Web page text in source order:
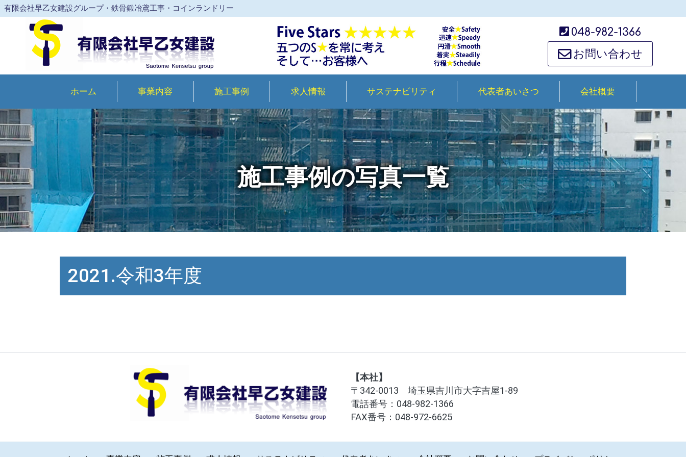
有限会社早乙女建設グループ・鉄骨鍛冶鳶工事・コインランドリー
048-982-1366
お問い合わせ
ホーム 事業内容 施工事例 求人情報 サステナビリティ 代表者あいさつ 会社概要
施工事例の写真一覧
2021.令和3年度
【本社】
〒342-0013 埼玉県吉川市大字吉屋1-89
電話番号： 048-982-1366
FAX番号：048-972-6625